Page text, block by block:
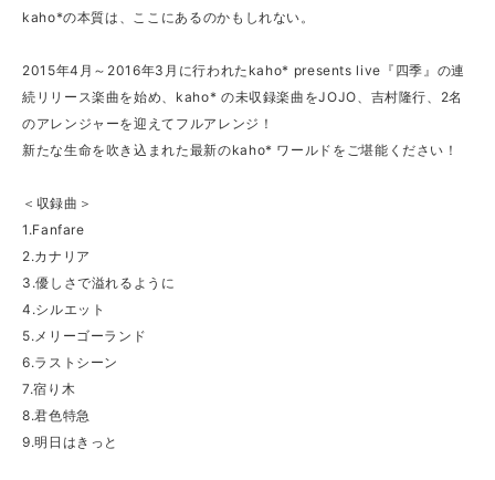
kaho*の本質は、ここにある­のかもしれない。
2015年4月～2016年3月に行われたkaho* presents live『四季』の連
続リリース楽曲を始め、kaho* の未収録楽曲をJOJO、吉村隆行、2名
のアレンジャーを迎えてフルアレンジ！
新たな生命を吹き込まれた最新のkaho* ワールドをご堪能ください！
＜収録曲＞
1.Fanfare
2.カナリア
3.優しさで溢れるように
4.シルエット
5.メリーゴーランド
6.ラストシーン
7.宿り木
8.君色特急
9.明日はきっと